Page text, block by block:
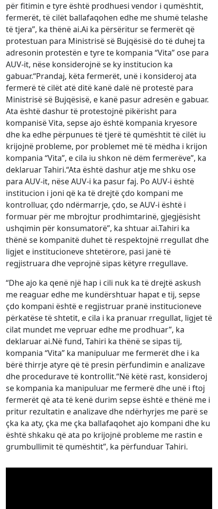
për fitimin e tyre është prodhuesi vendor i qumështit,
fermerët, të cilët ballafaqohen edhe me shumë telashe
të tjera”, ka thënë ai.Ai ka përsëritur se fermerët që
protestuan para Ministrisë së Bujqësisë do të duhej ta
adresonin protestën e tyre te kompania “Vita” ose para
AUV-it, nëse konsiderojnë se ky institucion ka
gabuar.“Prandaj, këta fermerët, unë i konsideroj ata
fermerë të cilët atë ditë kanë dalë në protestë para
Ministrisë së Bujqësisë, e kanë pasur adresën e gabuar.
Ata është dashur të protestojnë pikërisht para
kompanisë Vita, sepse ajo është kompania kryesore
dhe ka edhe përpunues të tjerë të qumështit të cilët iu
krijojnë probleme, por problemet më të mëdha i krijon
kompania “Vita”, e cila iu shkon në dëm fermerëve”, ka
deklaruar Tahiri.“Ata është dashur atje me shku ose
para AUV-it, nëse AUV-i ka pasur faj. Po AUV-i është
institucion i joni që ka të drejtë çdo kompani me
kontrolluar, çdo ndërmarrje, çdo, se AUV-i është i
formuar për me mbrojtur prodhimtarinë, gjegjësisht
ushqimin për konsumatorë”, ka shtuar ai.Tahiri ka
thënë se kompanitë duhet të respektojnë rregullat dhe
ligjet e institucioneve shtetërore, pasi janë të
regjistruara dhe veprojnë sipas këtyre rregullave.
“Dhe ajo ka qenë një hap i cili nuk ka të drejtë askush
me reaguar edhe me kundërshtuar hapat e tij, sepse
çdo kompani është e regjistruar pranë institucioneve
përkatëse të shtetit, e cila i ka pranuar rregullat, ligjet të
cilat mundet me vepruar edhe me prodhuar”, ka
deklaruar ai.Në fund, Tahiri ka thënë se sipas tij,
kompania “Vita” ka manipuluar me fermerët dhe i ka
bërë thirrje atyre që të presin përfundimin e analizave
dhe procedurave të kontrollit.“Në këtë rast, konsideroj
se kompania ka manipuluar me fermerë dhe unë i ftoj
fermerët që ata të kenë durim sepse është e thënë me i
pritur rezultatin e analizave dhe ndërhyrjes me parë se
çka ka aty, çka me çka ballafaqohet ajo kompani dhe ku
është shkaku që ata po krijojnë probleme me rastin e
grumbullimit të qumështit”, ka përfunduar Tahiri.